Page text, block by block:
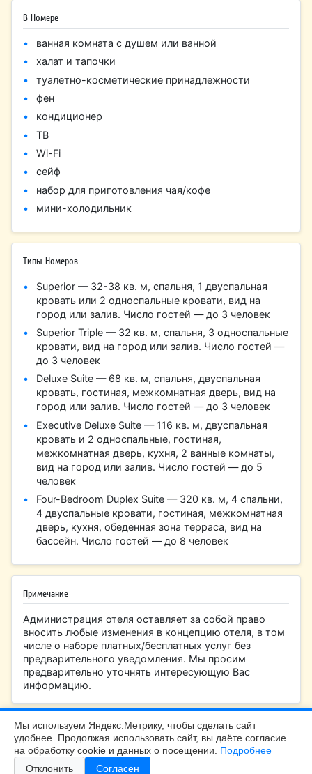
В Номере
ванная комната с душем или ванной
халат и тапочки
туалетно-косметические принадлежности
фен
кондиционер
ТВ
Wi-Fi
сейф
набор для приготовления чая/кофе
мини-холодильник
Типы Номеров
Superior — 32-38 кв. м, спальня, 1 двуспальная
кровать или 2 односпальные кровати, вид на
город или залив. Число гостей — до 3 человек
Superior Triple — 32 кв. м, спальня, 3 односпальные
кровати, вид на город или залив. Число гостей —
до 3 человек
Deluxe Suite — 68 кв. м, спальня, двуспальная
кровать, гостиная, межкомнатная дверь, вид на
город или залив. Число гостей — до 3 человек
Executive Deluxe Suite — 116 кв. м, двуспальная
кровать и 2 односпальные, гостиная,
межкомнатная дверь, кухня, 2 ванные комнаты,
вид на город или залив. Число гостей — до 5
человек
Four-Bedroom Duplex Suite — 320 кв. м, 4 спальни,
4 двуспальные кровати, гостиная, межкомнатная
дверь, кухня, обеденная зона терраса, вид на
бассейн. Число гостей — до 8 человек
Примечание
Администрация отеля оставляет за собой право
вносить любые изменения в концепцию отеля, в том
числе о наборе платных/бесплатных услуг без
предварительного уведомления. Мы просим
предварительно уточнять интересующую Вас
информацию.
БалтТур Калининград |+7 (4012) 99-45-40
Калининград, Больничная 24, офис 308
Мы используем Яндекс.Метрику, чтобы сделать сайт
удобнее. Продолжая использовать сайт, вы даёте согласие
на обработку cookie и данных о посещении. Подробнее
Отклонить
Согласен